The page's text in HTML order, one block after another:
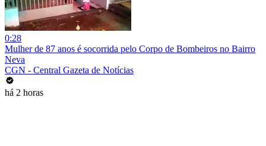
0:28
Mulher de 87 anos é socorrida pelo Corpo de Bombeiros no Bairro
Neva
CGN - Central Gazeta de Notícias
há 2 horas